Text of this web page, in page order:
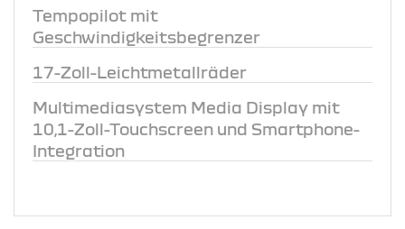
Tempopilot mit
Geschwindigkeitsbegrenzer
17-Zoll-Leichtmetallräder
Multimediasystem Media Display mit
10,1-Zoll-Touchscreen und Smartphone-
Integration